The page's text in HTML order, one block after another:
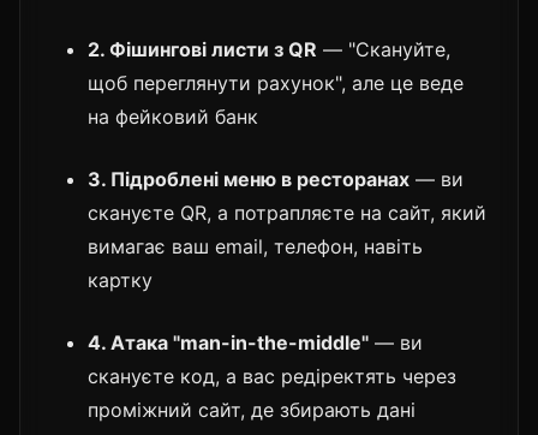
2. Фішингові листи з QR — "Скануйте,
щоб переглянути рахунок", але це веде
на фейковий банк
3. Підроблені меню в ресторанах — ви
скануєте QR, а потрапляєте на сайт, який
вимагає ваш email, телефон, навіть
картку
4. Атака "man-in-the-middle" — ви
скануєте код, а вас редіректять через
проміжний сайт, де збирають дані